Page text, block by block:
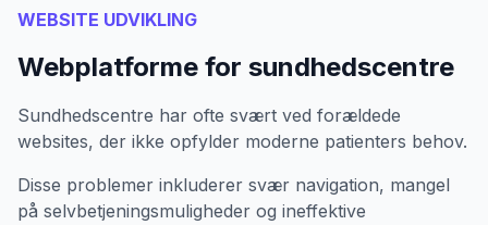
WEBSITE UDVIKLING
Webplatforme for sundhedscentre
Sundhedscentre har ofte svært ved forældede
websites, der ikke opfylder moderne patienters behov.
Disse problemer inkluderer svær navigation, mangel
på selvbetjeningsmuligheder og ineffektive